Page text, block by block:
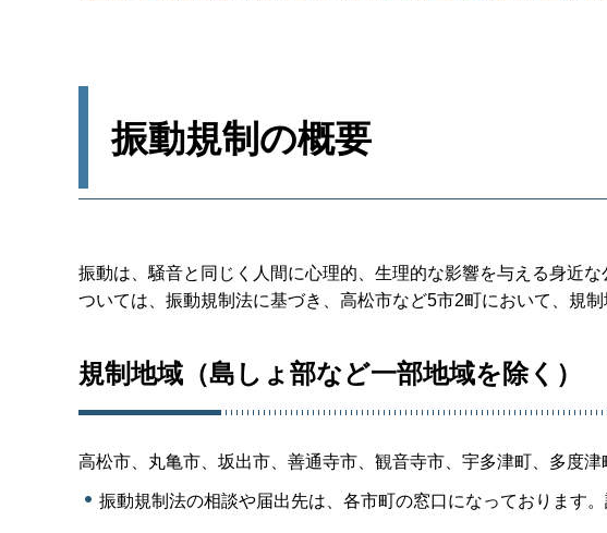
振動規制の概要
振動は、騒音と同じく人間に心理的、生理的な影響を与える身近
ついては、振動規制法に基づき、高松市など5市2町において、規
規制地域（島しょ部など一部地域を除く）
高松市、丸亀市、坂出市、善通寺市、観音寺市、宇多津町、多度津
振動規制法の相談や届出先は、各市町の窓口になっております